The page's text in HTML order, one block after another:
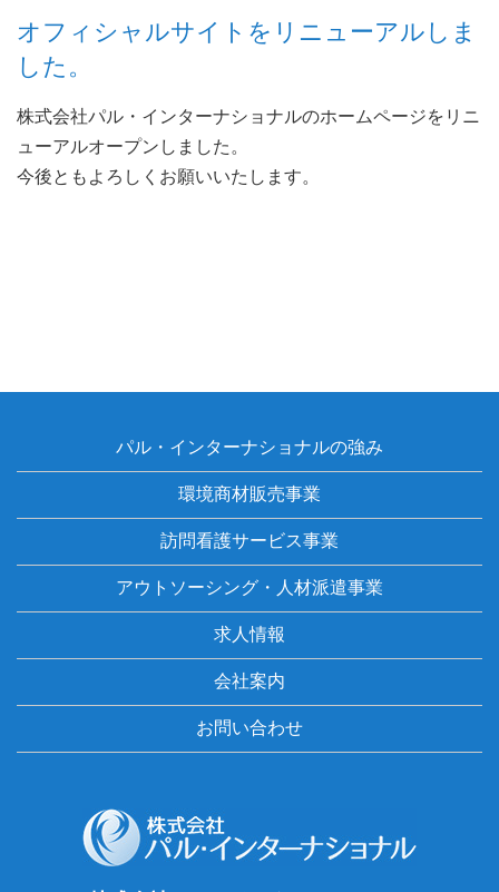
オフィシャルサイトをリニューアルしま
した。
株式会社パル・インターナショナルのホームページをリニ
ューアルオープンしました。
今後ともよろしくお願いいたします。
パル・インターナショナルの強み
環境商材販売事業
訪問看護サービス事業
アウトソーシング・人材派遣事業
求人情報
会社案内
お問い合わせ